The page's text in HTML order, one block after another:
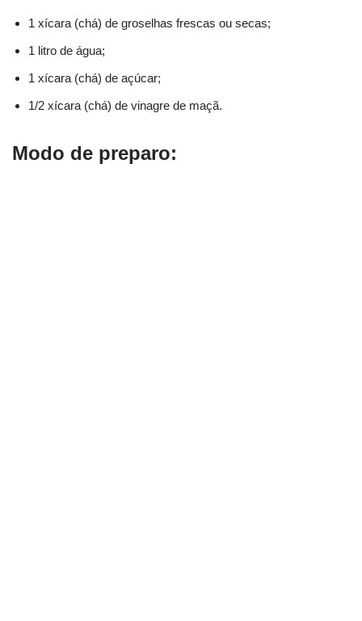
1 xícara (chá) de groselhas frescas ou secas;
1 litro de água;
1 xícara (chá) de açúcar;
1/2 xícara (chá) de vinagre de maçã.
Modo de preparo: